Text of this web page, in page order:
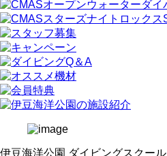
伊豆海洋公園 ダイビングスクール